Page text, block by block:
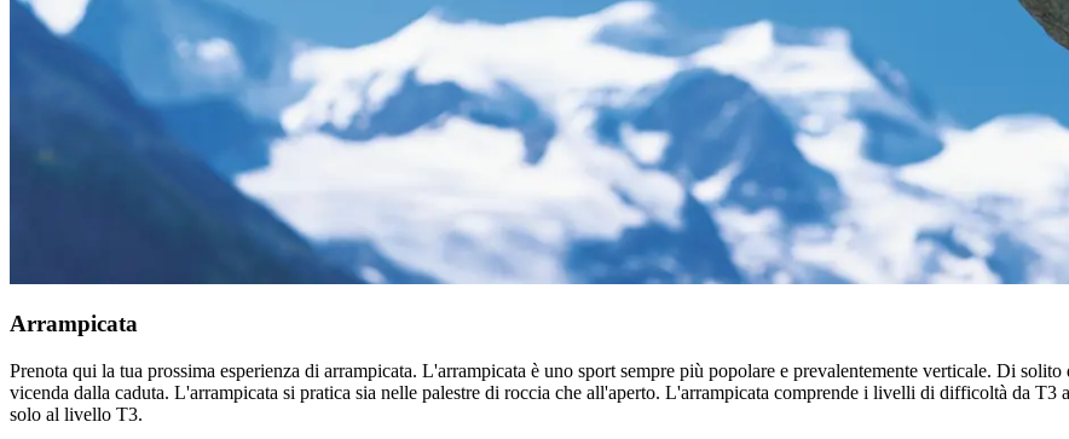
Arrampicata
Prenota qui la tua prossima esperienza di arrampicata. L'arrampicata è uno sport sempre più popolare e prevalentemente verticale. Di
vicenda dalla caduta. L'arrampicata si pratica sia nelle palestre di roccia che all'aperto. L'arrampicata comprende i livelli di difficoltà da
solo al livello T3.